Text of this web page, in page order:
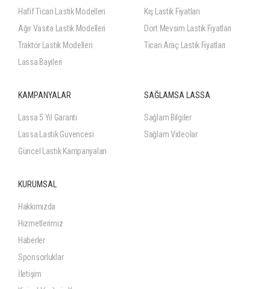
Hafif Ticari Lastik Modelleri
Ağır Vasıta Lastik Modelleri
Traktör Lastik Modelleri
Lassa Bayileri
Kış Lastik Fiyatları
Dört Mevsim Lastik Fiyatları
Ticari Araç Lastik Fiyatları
KAMPANYALAR
Lassa 5 Yıl Garanti
Lassa Lastik Güvencesi
Güncel Lastik Kampanyaları
SAĞLAMSA LASSA
Sağlam Bilgiler
Sağlam Videolar
KURUMSAL
Hakkımızda
Hizmetlerimiz
Haberler
Sponsorluklar
İletişim